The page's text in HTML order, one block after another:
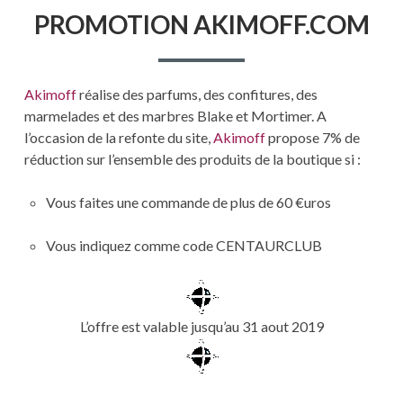
PROMOTION AKIMOFF.COM
Akimoffréalise des parfums, des confitures, des
marmelades et des marbres Blake et Mortimer. A
l’occasion de la refonte du site,Akimoffpropose 7% de
réduction sur l’ensemble des produits de la boutique si :
Vous faites une commande de plus de 60 €uros
Vous indiquez comme code CENTAURCLUB
L’offre est valable jusqu’au 31 aout 2019